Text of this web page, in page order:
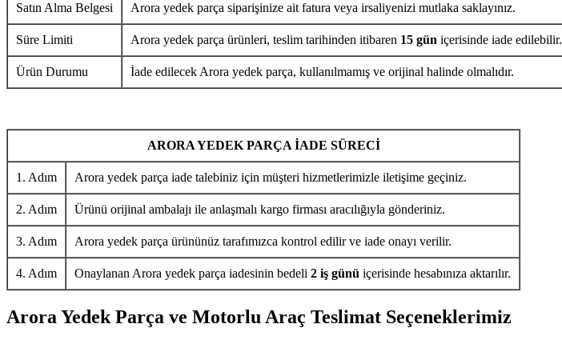
Satın Alma Belgesi Arora yedek parça siparişinize ait fatura veya irsaliyenizi mutlaka saklayınız.
Süre Limiti Arora yedek parça ürünleri, teslim tarihinden itibaren 15 gün içerisinde iade edilebilir.
Ürün Durumu İade edilecek Arora yedek parça, kullanılmamış ve orijinal halinde olmalıdır.
ARORA YEDEK PARÇA İADE SÜRECİ
1. Adım Arora yedek parça iade talebiniz için müşteri hizmetlerimizle iletişime geçiniz.
2. Adım Ürünü orijinal ambalajı ile anlaşmalı kargo firması aracılığıyla gönderiniz.
3. Adım Arora yedek parça ürününüz tarafımızca kontrol edilir ve iade onayı verilir.
4. Adım Onaylanan Arora yedek parça iadesinin bedeli 2 iş günü içerisinde hesabınıza aktarılır.
Arora Yedek Parça ve Motorlu Araç Teslimat Seçeneklerimiz